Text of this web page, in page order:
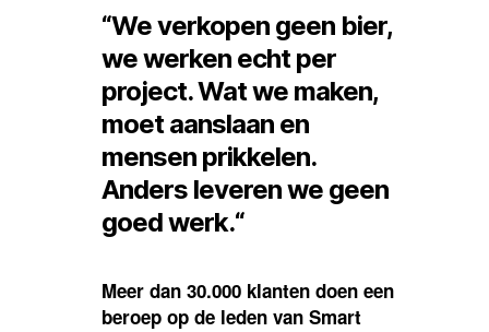
en
mensen
prikkelen.”
“We verkopen geen bier,
we werken echt per
project. Wat we maken,
moet aanslaan en
mensen prikkelen.
Anders leveren we geen
goed werk.“
Meer dan 30.000 klanten doen een
beroep op de leden van Smart